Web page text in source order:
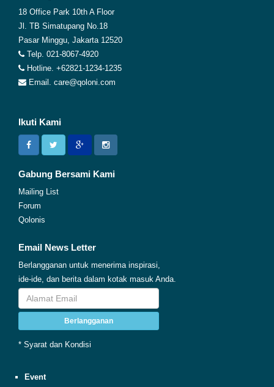
18 Office Park 10th A Floor
Jl. TB Simatupang No.18
Pasar Minggu, Jakarta 12520
Telp. 021-8067-4920
Hotline. +62821-1234-1235
Email. care@qoloni.com
Ikuti Kami
Gabung Bersami Kami
Mailing List
Forum
Qolonis
Email News Letter
Berlangganan untuk menerima inspirasi,
ide-ide, dan berita dalam kotak masuk Anda.
Berlangganan
* Syarat dan Kondisi
Event